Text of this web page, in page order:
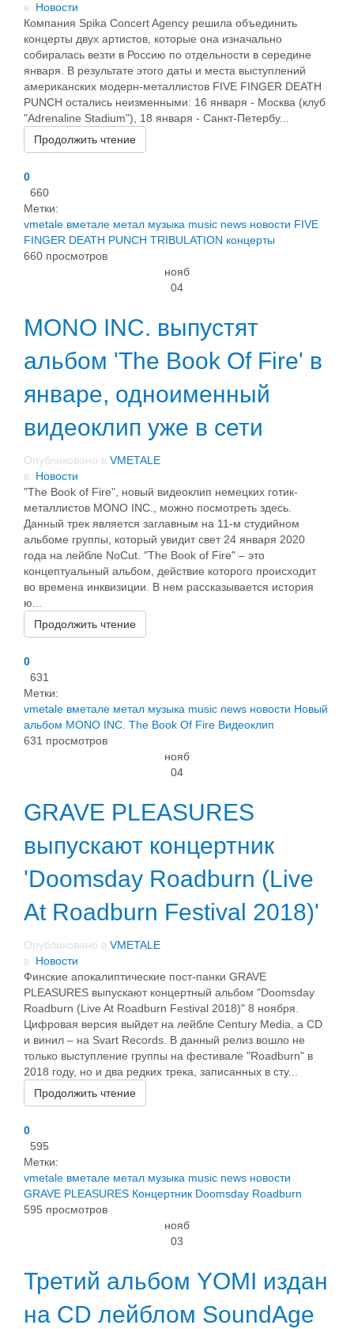
в Новости
Компания Spika Concert Agency решила объединить
концерты двух артистов, которые она изначально
собиралась везти в Россию по отдельности в середине
января. В результате этого даты и места выступлений
американских модерн-металлистов FIVE FINGER DEATH
PUNCH остались неизменными: 16 января - Москва (клуб
"Adrenaline Stadium"), 18 января - Санкт-Петербу...
Продолжить чтение
0
660
Метки:
vmetale вметале метал музыка music news новости FIVE
FINGER DEATH PUNCH TRIBULATION концерты
660 просмотров
нояб
04
MONO INC. выпустят
альбом 'The Book Of Fire' в
январе, одноименный
видеоклип уже в сети
Опубликовано в VMETALE
в Новости
"The Book of Fire", новый видеоклип немецких готик-
металлистов MONO INC., можно посмотреть здесь.
Данный трек является заглавным на 11-м студийном
альбоме группы, который увидит свет 24 января 2020
года на лейбле NoCut. "The Book of Fire" – это
концептуальный альбом, действие которого происходит
во времена инквизиции. В нем рассказывается история
ю...
Продолжить чтение
0
631
Метки:
vmetale вметале метал музыка music news новости Новый
альбом MONO INC. The Book Of Fire Видеоклип
631 просмотров
нояб
04
GRAVE PLEASURES
выпускают концертник
'Doomsday Roadburn (Live
At Roadburn Festival 2018)'
Опубликовано в VMETALE
в Новости
Финские апокалиптические пост-панки GRAVE
PLEASURES выпускают концертный альбом "Doomsday
Roadburn (Live At Roadburn Festival 2018)" 8 ноября.
Цифровая версия выйдет на лейбле Century Media, а CD
и винил – на Svart Records. В данный релиз вошло не
только выступление группы на фестивале "Roadburn" в
2018 году, но и два редких трека, записанных в сту...
Продолжить чтение
0
595
Метки:
vmetale вметале метал музыка music news новости
GRAVE PLEASURES Концертник Doomsday Roadburn
595 просмотров
нояб
03
Третий альбом YOMI издан
на CD лейблом SoundAge